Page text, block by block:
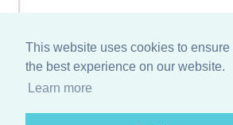
This website uses cookies to ensure
the best experience on our website.
Learn more